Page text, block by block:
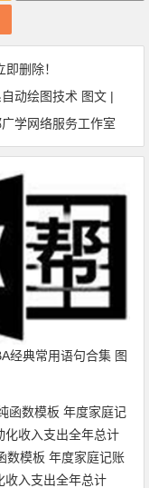
删除！
动绘图技术 图文 |
学网络服务工作室
经典常用语句合集 图
数模板 年度家庭记账
收入支出全年总计